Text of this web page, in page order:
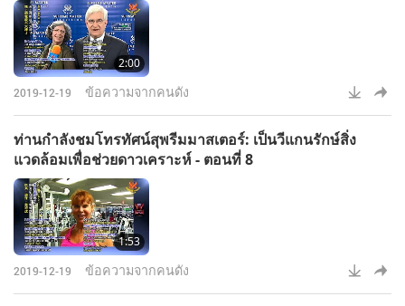
2:00
2019-12-19 ข้อความจากคนดัง
ท่านกำลังชมโทรทัศน์สุพรีมมาสเตอร์: เป็นวีแกนรักษ์สิ่ง
แวดล้อมเพื่อช่วยดาวเคราะห์ - ตอนที่ 8
1:53
2019-12-19 ข้อความจากคนดัง